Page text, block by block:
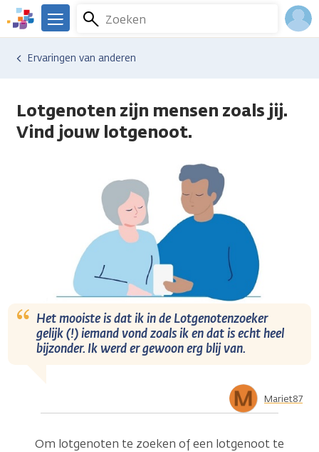
Overslaan
en
naar
We
er
Kanker.nl
Zoeken
Menu
Ervaringen van anderen
Lotgenoten zijn mensen zoals jij.
Vind jouw lotgenoot.
Het mooiste is dat ik in de Lotgenotenzoeker
gelijk (!) iemand vond zoals ik en dat is echt heel
bijzonder. Ik werd er gewoon erg blij van.
Mariet87
Om lotgenoten te zoeken of een lotgenoot te